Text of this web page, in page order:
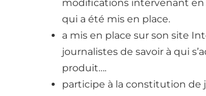
modifications intervenant en
qui a été mis en place.
a mis en place sur son site
journalistes de savoir à qui
produit….
participe à la constitution de